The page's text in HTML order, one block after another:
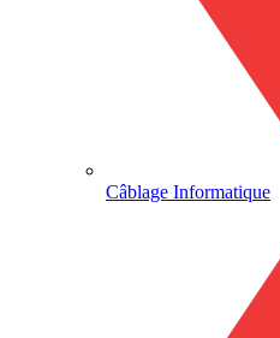
Câblage Informatique